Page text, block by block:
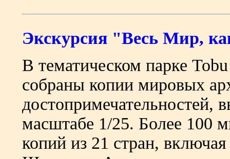
Экскурсия "Весь Мир,
В тематическом парке
собраны копии мировых
достопримечательностей,
масштабе 1/25. Более 100
копий из 21 стран,